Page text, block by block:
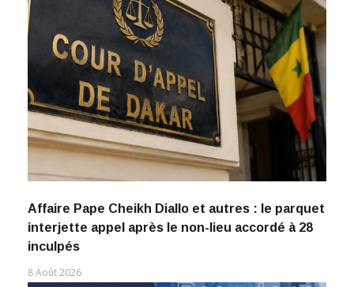
Affaire Pape Cheikh Diallo et autres : le parquet
interjette appel après le non-lieu accordé à 28
inculpés
8 Août 2026